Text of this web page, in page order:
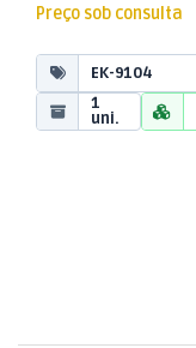
Preço sob consulta
EK-9104
1
uni.